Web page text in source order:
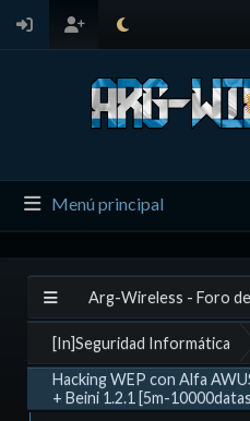
Menú principal
Arg-Wireless - Foro
[In]Seguridad Informática
Hacking WEP con Alfa
+ Beini 1.2.1 [5m-